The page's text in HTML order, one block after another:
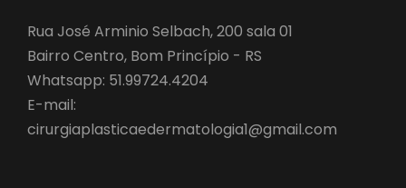
Rua José Arminio Selbach, 200 sala 01
Bairro Centro, Bom Princípio - RS
Whatsapp: 51.99724.4204
E-mail:
cirurgiaplasticaedermatologia1@gmail.com